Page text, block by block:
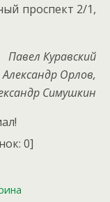
проспект 2/1,
Павел Куравский
Орлов,
Симушкин
0]